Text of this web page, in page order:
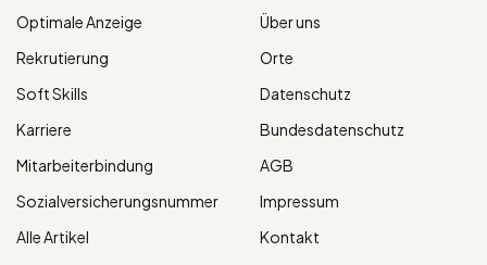
Optimale Anzeige
Rekrutierung
Soft Skills
Karriere
Mitarbeiterbindung
Sozialversicherungsnummer
Alle Artikel
Über uns
Orte
Datenschutz
Bundesdatenschutz
AGB
Impressum
Kontakt